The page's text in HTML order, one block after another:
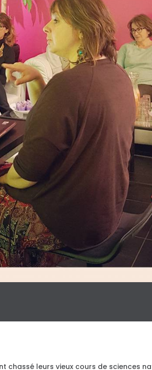
chassé leurs vieux cours de sciences